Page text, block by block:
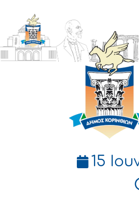
ΔΗΜΟΣ
ΚΟΡΙΝΘΙΩΝ
15